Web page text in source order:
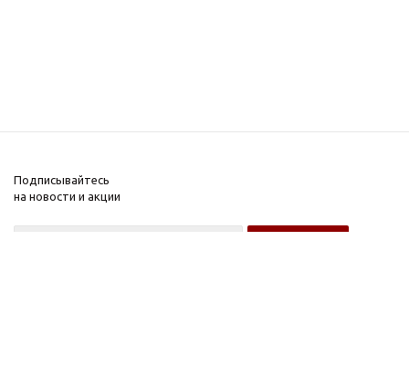
Подписывайтесь
на новости и акции